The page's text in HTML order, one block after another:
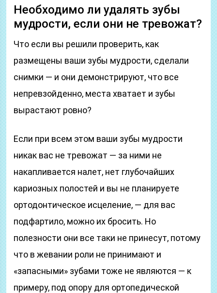
Необходимо ли удалять зубы
мудрости, если они не тревожат?
Что если вы решили проверить, как
размещены ваши зубы мудрости, сделали
снимки — и они демонстрируют, что все
непревзойденно, места хватает и зубы
вырастают ровно?
Если при всем этом ваши зубы мудрости
никак вас не тревожат — за ними не
накапливается налет, нет глубочайших
кариозных полостей и вы не планируете
ортодонтическое исцеление, — для вас
подфартило, можно их бросить. Но
полезности они все таки не принесут, потому
что в жевании роли не принимают и
«запасными» зубами тоже не являются — к
примеру, под опору для ортопедической